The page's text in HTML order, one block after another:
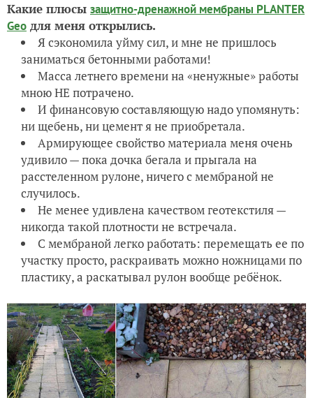
Какие плюсы защитно-дренажной мембраны PLANTER
Geo для меня открылись.
Я сэкономила уйму сил, и мне не пришлось
заниматься бетонными работами!
Масса летнего времени на «ненужные» работы
мною НЕ потрачено.
И финансовую составляющую надо упомянуть:
ни щебень, ни цемент я не приобретала.
Армирующее свойство материала меня очень
удивило — пока дочка бегала и прыгала на
расстеленном рулоне, ничего с мембраной не
случилось.
Не менее удивлена качеством геотекстиля —
никогда такой плотности не встречала.
С мембраной легко работать: перемещать ее по
участку просто, раскраивать можно ножницами по
пластику, а раскатывал рулон вообще ребёнок.